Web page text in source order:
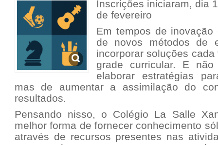
Inscrições iniciaram, dia
de fevereiro
Em tempos de
de novos métodos de
incorporar soluções
grade curricular. E
elaborar estratégias
mas de aumentar a assimilação do
resultados.
Pensando nisso, o Colégio La Salle
melhor forma de fornecer conhecimento
através de recursos presentes nas